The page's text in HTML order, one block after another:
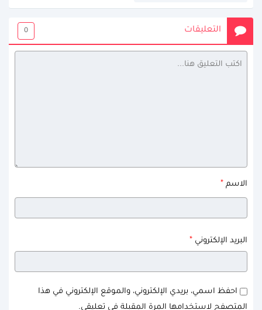
التعليقات 0
الاسم *
البريد الإلكتروني *
احفظ اسمي، بريدي الإلكتروني، والموقع الإلكتروني في هذا
المتصفح لاستخدامها المرة المقبلة في تعليقي.